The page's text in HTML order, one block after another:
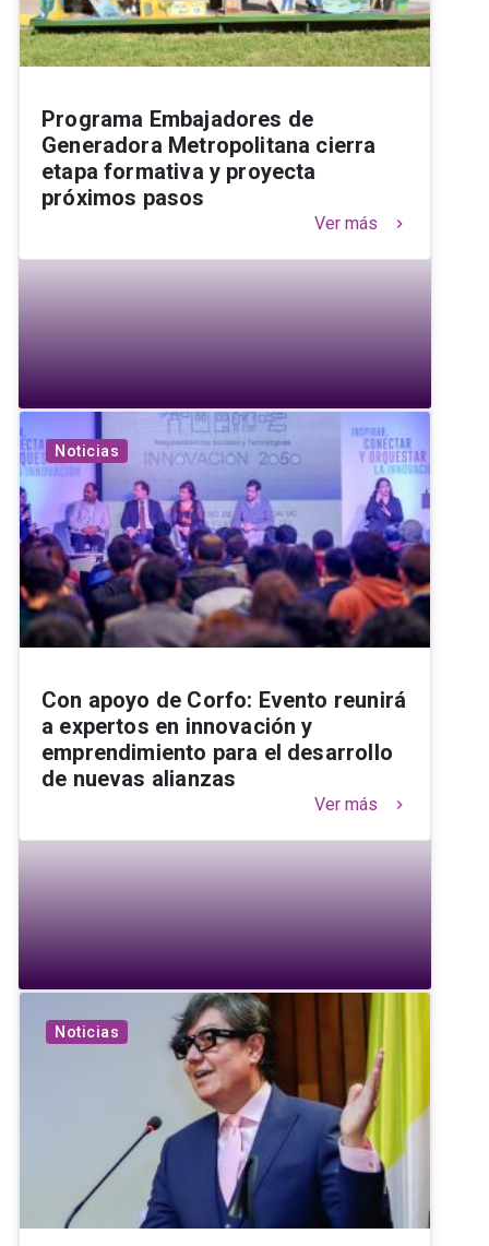
Programa Embajadores de
Generadora Metropolitana cierra
etapa formativa y proyecta
próximos pasos
Ver más keyboard_arrow_right
Noticias
Con apoyo de Corfo: Evento reunirá
a expertos en innovación y
emprendimiento para el desarrollo
de nuevas alianzas
Ver más keyboard_arrow_right
Noticias